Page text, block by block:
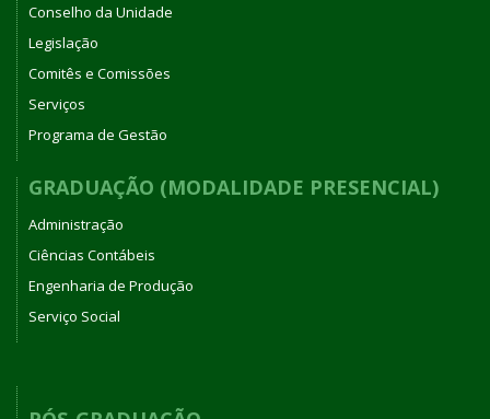
Conselho da Unidade
Legislação
Comitês e Comissões
Serviços
Programa de Gestão
GRADUAÇÃO (MODALIDADE PRESENCIAL)
Administração
Ciências Contábeis
Engenharia de Produção
Serviço Social